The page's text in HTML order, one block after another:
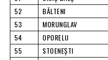
52
BĂLTENI
53
MORUNGLAV
54
OPORELU
55
STOENEŞTI